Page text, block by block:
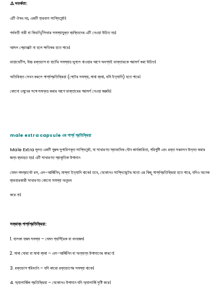
⚠️ সতর্কতা:
এটি ঔষধ নয়, একটি হারবাল সাপ্লিমেন্ট।
গর্ভবতী নারী বা কিডনি/লিভার সমস্যাযুক্ত ব্যক্তিদের এটি নেওয়া উচিত নয়।
আসল প্রোডাক্ট না হলে ক্ষতিকর হতে পারে।
ডায়াবেটিস, উচ্চ রক্তচাপ বা হার্টের সমস্যায় ভুগলে খাওয়ার আগে অবশ্যই ডাক্তারকে পরামর্শ করা উচিত।
অতিরিক্ত সেবন করলে পার্শ্বপ্রতিক্রিয়া (পেটের সমস্যা, মাথা ব্যথা, বমি ইত্যাদি) হতে পারে।
কোনো ওষুধের সঙ্গে সমন্বয় করার আগে ডাক্তারের পরামর্শ নেওয়া জরুরি।
male extra capsule এর পার্শ্ব প্রতিক্রিয়া
Male Extra মূলত একটি পুরুষ সুপারিশকৃত সাপ্লিমেন্ট, যা সাধারণত স্বাভাবিক যৌন কার্যকারিতা, পরিপুষ্টি এবং রক্ত সঞ্চালন উন্নত করার
জন্য ব্যবহৃত হয়। এটি সাধারণত প্রাকৃতিক উপাদান
যেমন পমগ্রানেট রস, এল-আর্জিনিন, মাস্লা ইত্যাদি থাকে। তবে, যেকোনও সাপ্লিমেন্টের মতো এর কিছু পার্শ্বপ্রতিক্রিয়া হতে পারে, যদিও অনেক
ব্যবহারকারী সাধারণত কোনো সমস্যা অনুভব
করে না।
সম্ভাব্য পার্শ্বপ্রতিক্রিয়া:
1. হালকা হজম সমস্যা – যেমন গ্যাস্ট্রিক বা বদহজম।
2. মাথা ঘোরা বা মাথা ব্যথা – এল-আর্জিনিন বা অন্যান্য উপাদানের কারণে।
3. রক্তচাপ পরিবর্তন – যদি কারো রক্তচাপের সমস্যা থাকে।
4. অ্যালার্জিক প্রতিক্রিয়া – যেকোনও উপাদান যদি অ্যালার্জি সৃষ্টি করে।